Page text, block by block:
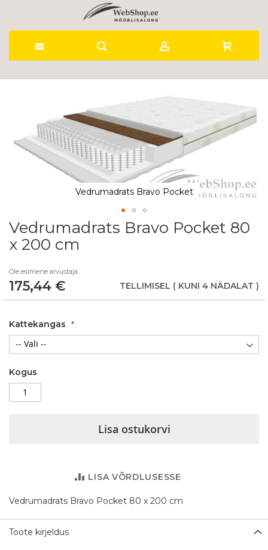
of
Vedrumadrats Bravo Pocket
Skip
to
the
of
the
images
Vedrumadrats Bravo Pocket 80
x 200 cm
Ole esimene arvustaja
175,44 € TELLIMISEL ( KUNI 4 NÄDALAT )
Kattekangas
Kogus
Lisa ostukorvi
LISA VÕRDLUSESSE
Vedrumadrats Bravo Pocket 80 x 200 cm
Toote kirjeldus